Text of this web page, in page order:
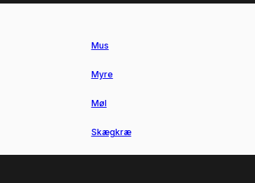
Mus
Myre
Møl
Skægkræ